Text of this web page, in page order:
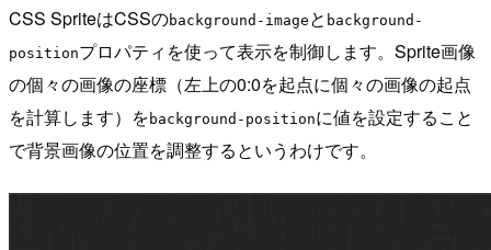
CSS SpriteはCSSのbackground-image と background-
positionプロパティを使って表示を制御します。Sprite画像
の個々の画像の座標（左上の0:0を起点に個々の画像の起点
を計算します）を background-positionに値を設定すること
で背景画像の位置を調整するというわけです。